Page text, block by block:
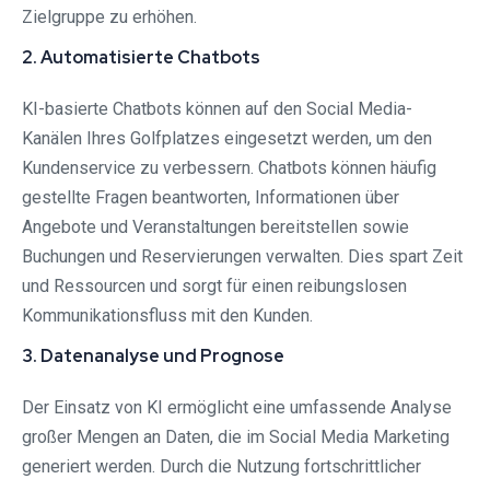
Zielgruppe zu erhöhen.
2. Automatisierte Chatbots
KI-basierte Chatbots können auf den Social Media-
Kanälen Ihres Golfplatzes eingesetzt werden, um den
Kundenservice zu verbessern. Chatbots können häufig
gestellte Fragen beantworten, Informationen über
Angebote und Veranstaltungen bereitstellen sowie
Buchungen und Reservierungen verwalten. Dies spart Zeit
und Ressourcen und sorgt für einen reibungslosen
Kommunikationsfluss mit den Kunden.
3. Datenanalyse und Prognose
Der Einsatz von KI ermöglicht eine umfassende Analyse
großer Mengen an Daten, die im Social Media Marketing
generiert werden. Durch die Nutzung fortschrittlicher